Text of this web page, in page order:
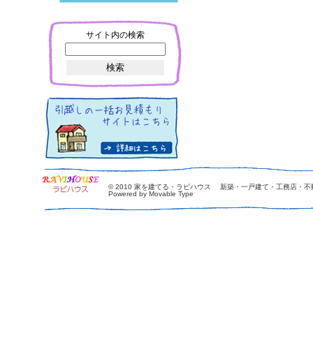
サイト内の検索
© 2010 家を建てる・ラビハウス 新築・一戸建て・工務店・不
Powered by Movable Type